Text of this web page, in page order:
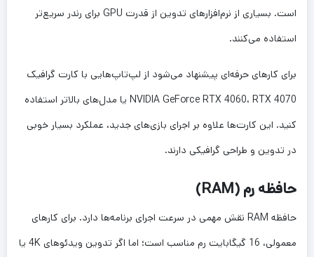
است. بسیاری از نرم‌افزارهای تدوین از قدرت GPU برای رندر سریع‌تر
استفاده می‌کنند.
برای کارهای حرفه‌ای پیشنهاد می‌شود از لپ‌تاپ‌هایی با کارت گرافیک
NVIDIA GeForce RTX 4060، RTX 4070 یا مدل‌های بالاتر استفاده
کنید. این کارت‌ها علاوه بر اجرای بازی‌های جدید، عملکرد بسیار خوبی
در تدوین و طراحی گرافیکی دارند.
حافظه رم (RAM)
حافظه RAM نقش مهمی در سرعت اجرای برنامه‌ها دارد. برای کارهای
معمولی، 16 گیگابایت رم مناسب است؛ اما اگر تدوین ویدئوهای 4K یا